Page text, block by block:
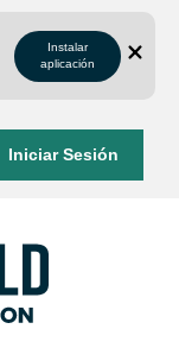
Instalar
aplicación
Iniciar Sesión